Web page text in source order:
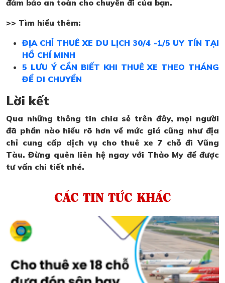
đảm bảo an toàn cho chuyến đi của bạn.
>> Tìm hiểu thêm:
ĐỊA CHỈ THUÊ XE DU LỊCH 30/4 -1/5 UY TÍN TẠI
HỒ CHÍ MINH
5 LƯU Ý CẦN BIẾT KHI THUÊ XE THEO THÁNG
ĐỂ DI CHUYỂN
Lời kết
Qua những thông tin chia sẻ trên đây, mọi người
đã phần nào hiểu rõ hơn về mức giá cũng như địa
chỉ cung cấp dịch vụ cho thuê xe 7 chỗ đi Vũng
Tàu. Đừng quên liên hệ ngay với Thảo My để được
tư vấn chi tiết nhé.
CÁC TIN TỨC KHÁC